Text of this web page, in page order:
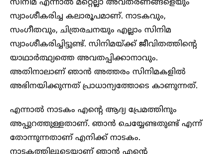
സിനിമ എന്നാൽ മറ്റെല്ലാ അവതരണങ്ങളെയും
സ്വാംശീകരിച്ച കലാരൂപമാണ്. നാടകവും,
സംഗീതവും, ചിത്രരചനയും എല്ലാം സിനിമ
സ്വാംശീകരിച്ചിട്ടുണ്ട്. സിനിമയ്ക്ക് ജീവിതത്തിന്റെ
യാഥാർത്ഥ്യത്തെ അവതപ്പിക്കാനാവും.
അതിനാലാണ് ഞാൻ അത്തരം സിനിമകളിൽ
അഭിനയിക്കുന്നത് പ്രാധാന്യത്തോടെ കാണുന്നത്.
എന്നാൽ നാടകം എന്റെ ആദ്യ പ്രേമത്തിനും
അപ്പുറത്തുള്ളതാണ്. ഞാൻ ചെയ്യേണ്ടതുണ്ട് എന്ന്
തോന്നുന്നതാണ് എനിക്ക് നാടകം.